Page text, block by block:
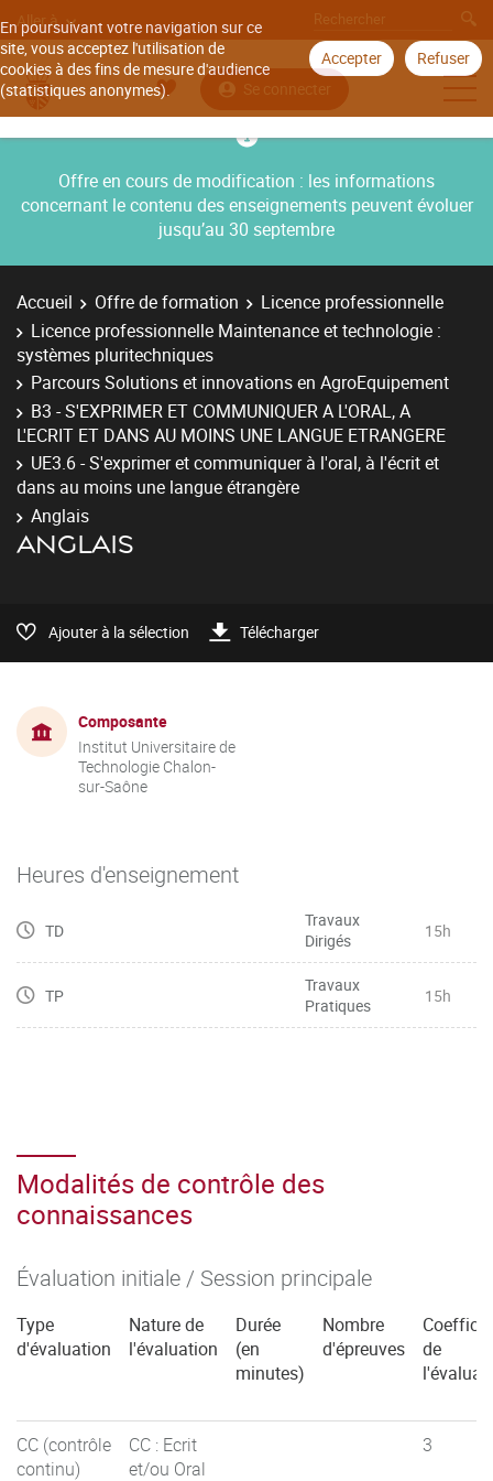
En poursuivant votre navigation sur ce
site, vous acceptez l'utilisation de
cookies à des fins de mesure d'audience
(statistiques anonymes).
Accepter Refuser
Aller à
Se connecter
Offre en cours de modification : les informations
concernant le contenu des enseignements peuvent évoluer
jusqu’au 30 septembre
Accueil Offre de formation
Licence professionnelle
Licence professionnelle Maintenance et technologie :
systèmes pluritechniques
Parcours Solutions et innovations en AgroEquipement
B3 - S'EXPRIMER ET COMMUNIQUER A L'ORAL, A
L'ECRIT ET DANS AU MOINS UNE LANGUE ETRANGERE
UE3.6 - S'exprimer et communiquer à l'oral, à l'écrit et
dans au moins une langue étrangère
Anglais
ANGLAIS
Ajouter à la sélection Télécharger
Composante
Institut Universitaire de
Technologie Chalon-
sur-Saône
Heures d'enseignement
TD
Travaux
Dirigés
15h
TP
Travaux
Pratiques
15h
Modalités de contrôle des
connaissances
Évaluation initiale / Session principale
Type
d'évaluation
Nature de
l'évaluation
Durée
(en
minutes)
Nombre
d'épreuves
de
CC (contrôle
continu)
CC : Ecrit
et/ou Oral
3